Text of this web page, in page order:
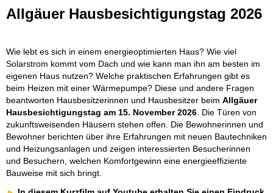
Allgäuer Hausbesichtigungstag 2026
Wie lebt es sich in einem energieoptimierten Haus? Wie viel
Solarstrom kommt vom Dach und wie kann man ihn am besten im
eigenen Haus nutzen? Welche praktischen Erfahrungen gibt es
beim Heizen mit einer Wärmepumpe? Diese und andere Fragen
beantworten Hausbesitzerinnen und Hausbesitzer beim Allgäuer
Hausbesichtigungstag am 15. November 2026 . Die Türen von
zukunftsweisenden Häusern stehen offen. Die Bewohnerinnen und
Bewohner berichten über ihre Erfahrungen mit neuen Bautechniken
und Heizungsanlagen und zeigen interessierten Besucherinnen
und Besuchern, welchen Komfortgewinn eine energieeffiziente
Bauweise mit sich bringt.